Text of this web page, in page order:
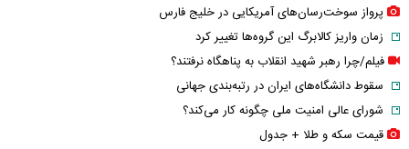
پرواز سوخت‌رسان‌های آمریکایی در خلیج فارس
زمان واریز کالابرگ این گروه‌ها تغییر کرد
فیلم/چرا رهبر شهید انقلاب به پناهگاه نرفتند؟
سقوط دانشگاه‌های ایران در رتبه‌بندی جهانی
شورای عالی امنیت ملی چگونه کار می‌کند؟
قیمت سکه و طلا + جدول